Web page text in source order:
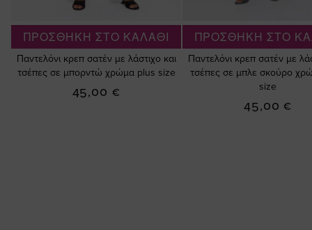
ΠΡΟΣΘΗΚΗ ΣΤΟ ΚΑΛΑΘΙ
Παντελόνι κρεπ σατέν με λάστιχο και
τσέπες σε μπορντώ χρώμα plus size
45,00 €
ΠΡΟΣΘΗΚΗ ΣΤΟ
Παντελόνι κρεπ σατέν με
τσέπες σε μπλε σκούρο
size
45,00 €